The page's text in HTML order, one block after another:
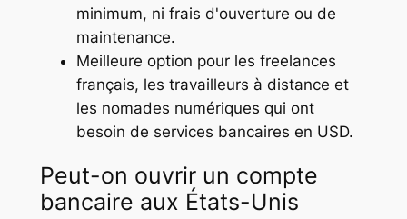
minimum, ni frais d'ouverture ou de
maintenance.
Meilleure option pour les freelances
français, les travailleurs à distance et
les nomades numériques qui ont
besoin de services bancaires en USD.
Peut-on ouvrir un compte
bancaire aux États-Unis